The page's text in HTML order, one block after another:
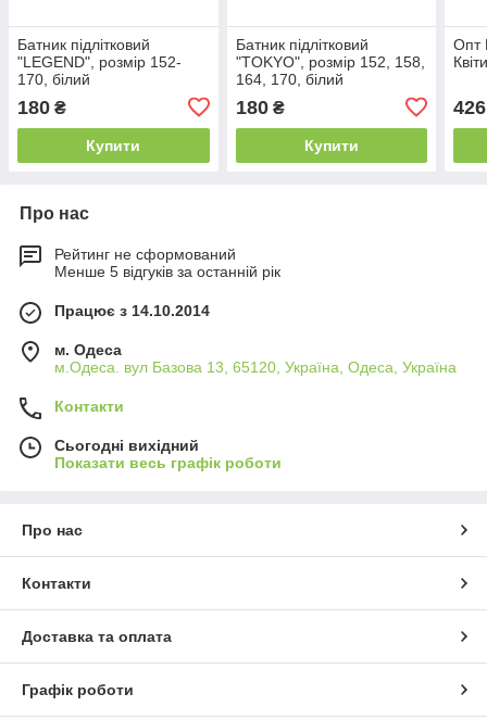
Батник підлітковий
"LEGEND", розмір 152-
170, білий
180 ₴
Купити
Батник підлітковий
"TOKYO", розмір 152, 158,
164, 170, білий
180₴
Купити
Опт
426
Про нас
Рейтинг не сформований
Менше 5 відгуків за останній рік
Працює з 14.10.2014
м. Одеса
м.Одеса. вул Базова 13, 65120, Україна, Одеса, Україна
Контакти
Сьогодні вихідний
Показати весь графік роботи
Про нас
Контакти
Доставка та оплата
Графік роботи